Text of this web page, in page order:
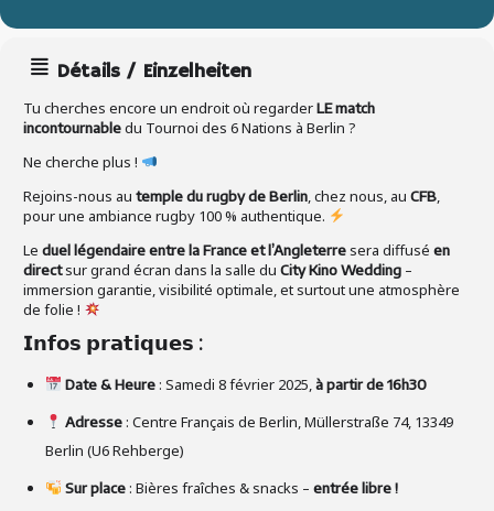
Détails / Einzelheiten
Tu cherches encore un endroit où regarderLE match
incontournabledu Tournoi des 6 Nations à Berlin ?
Ne cherche plus !
Rejoins-nous au temple du rugby de Berlin, chez nous, au CFB,
pour une ambiance rugby 100 % authentique.
Le duel légendaire entre la France et l’Angleterresera diffusé en
directsur grand écran dans la salle du City Kino Wedding –
immersion garantie, visibilité optimale, et surtout une atmosphère
de folie !
𝗜𝗻𝗳𝗼𝘀 𝗽𝗿𝗮𝘁𝗶𝗾𝘂𝗲𝘀 :
Date & Heure: Samedi 8 février 2025,à partir de 16h30
Adresse: Centre Français de Berlin, Müllerstraße 74, 13349
Berlin (U6 Rehberge)
Sur place: Bières fraîches & snacks – entrée libre !